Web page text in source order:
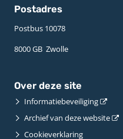
Postadres
Postbus 10078 ­
8000 GB ­ Zwolle
Over deze site
Informatiebeveiliging
Archief van deze website
Cookieverklaring